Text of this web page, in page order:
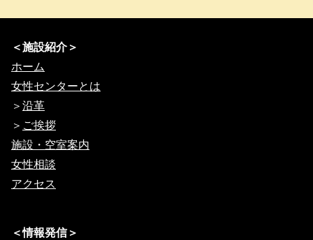
＜施設紹介＞
ホーム
女性センターとは
＞ 沿革
＞ ご挨拶
施設・空室案内
女性相談
アクセス
＜情報発信＞